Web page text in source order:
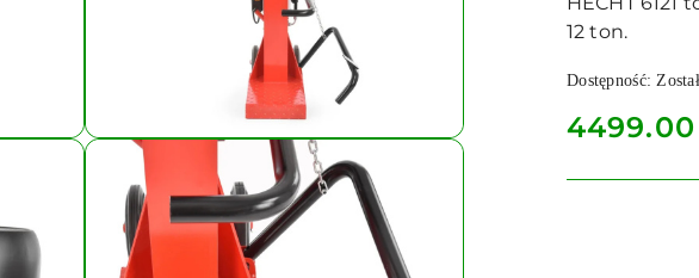
12 ton.
Dostępność:
cena:
4499.00